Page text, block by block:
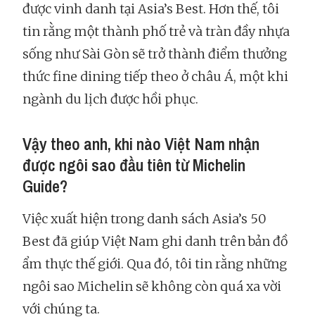
được vinh danh tại Asia’s Best. Hơn thế, tôi
tin rằng một thành phố trẻ và tràn đầy nhựa
sống như Sài Gòn sẽ trở thành điểm thưởng
thức fine dining tiếp theo ở châu Á, một khi
ngành du lịch được hồi phục.
Vậy theo anh, khi nào Việt Nam nhận
được ngôi sao đầu tiên từ Michelin
Guide?
Việc xuất hiện trong danh sách Asia’s 50
Best đã giúp Việt Nam ghi danh trên bản đồ
ẩm thực thế giới. Qua đó, tôi tin rằng những
ngôi sao Michelin sẽ không còn quá xa vời
với chúng ta.